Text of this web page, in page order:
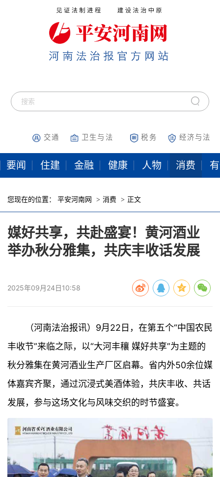
交通 卫生与法 税务 经济与法
要闻 住建 金融 健康 人物 消费
您现在的位置： 平安河南网 消费 正文
媒好共享，共赴盛宴！黄河酒业
举办秋分雅集，共庆丰收话发展
2025年09月24日10:58
（河南法治报讯）9月22日，在第五个“中国农民
丰收节”来临之际，以“大河丰穰 媒好共享”为主题的
秋分雅集在黄河酒业生产厂区启幕。省内外50余位媒
体嘉宾齐聚，通过沉浸式美酒体验，共庆丰收、共话
发展，参与这场文化与风味交织的时节盛宴。